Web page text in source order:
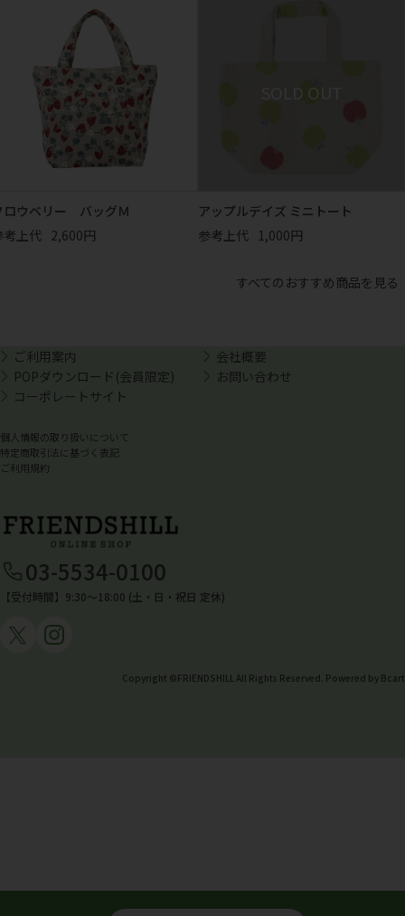
ロウベリー バッグＭ
考上代 2,600円
アップルデイズ ミニトート
参考上代 1,000円
すべてのおすすめ商品を見る
ご利用案内
会社概要
POPダウンロード(会員限定)
お問い合わせ
コーポレートサイト
個人情報の取り扱いについて
特定商取引法に基づく表記
ご利用規約
03-5534-0100
【受付時間】9:30〜18:00 (土・日・祝日 定休)
Copyright ©FRIENDSHILL All Rights Reserved. Powered by Bcart